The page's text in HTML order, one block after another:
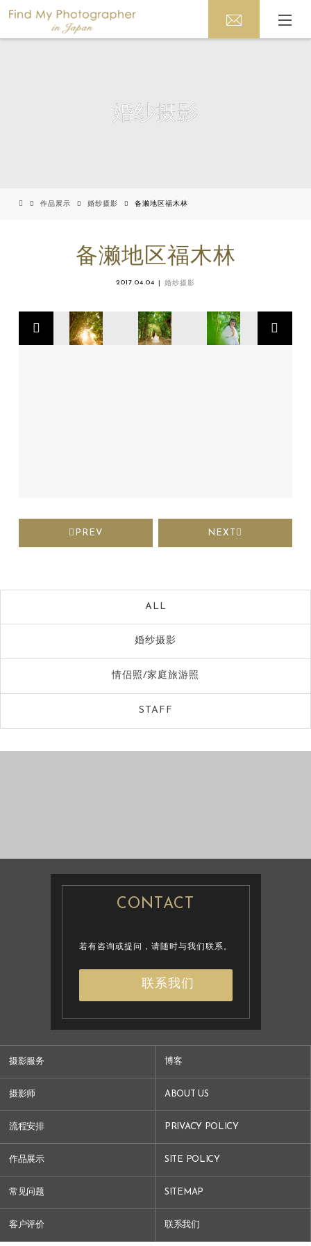
婚纱摄影
作品展示 婚纱摄影 备濑地区福木林
备濑地区福木林
2017.04.04 婚纱摄影
PREV NEXT
ALL
婚纱摄影
情侣照/家庭旅游照
STAFF
摄影服务
摄影师
流程安排
作品展示
常见问题
客户评价
博客
ABOUT US
PRIVACY POLICY
SITE POLICY
SITEMAP
联系我们
CONTACT
若有咨询或提问，请随时与我们联系。
联系我们